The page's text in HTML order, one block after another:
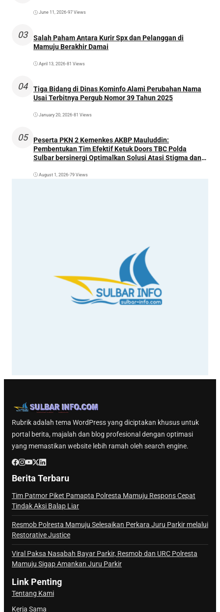
June 11, 2026•97 Views
03
Salah Paham Antara Kurir Spx dan Pelanggan di
Mamuju Berakhir Damai
April 13, 2026•81 Views
04
Tiga Bidang di Dinas Kominfo Alami Perubahan Nama
Usai Terbitnya Pergub Nomor 39 Tahun 2025
January 20, 2026•81 Views
05
Peserta PKN 2 Kemenkes AKBP Mauluddin:
Pembentukan Tim Efektif Ketuk Doors TBC Polda
Sulbar bersinergi Optimalkan Solusi Atasi Stigma dan
August 1, 2026•79 Views
Rubrik adalah tema WordPress yang diciptakan khusus untuk
portal berita, majalah dan blog profesional dengan optimasi
yang memastikan website lebih ramah oleh search engine.
Berita Terbaru
Tim Patmor Piket Pamapta Polresta Mamuju Respons Cepat
Tindak Aksi Balap Liar
Resmob Polresta Mamuju Selesaikan Perkara Juru Parkir melalui
Restorative Justice
Viral Paksa Nasabah Bayar Parkir, Resmob dan URC Polresta
Mamuju Sigap Amankan Juru Parkir
Link Penting
Tentang Kami
Kerja Sama